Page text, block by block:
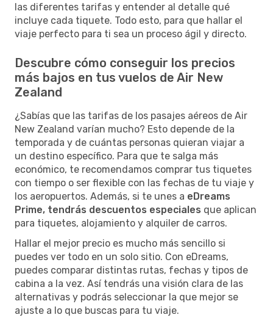
las diferentes tarifas y entender al detalle qué
incluye cada tiquete. Todo esto, para que hallar el
viaje perfecto para ti sea un proceso ágil y directo.
Descubre cómo conseguir los precios
más bajos en tus vuelos de Air New
Zealand
¿Sabías que las tarifas de los pasajes aéreos de Air
New Zealand varían mucho? Esto depende de la
temporada y de cuántas personas quieran viajar a
un destino específico. Para que te salga más
económico, te recomendamos comprar tus tiquetes
con tiempo o ser flexible con las fechas de tu viaje y
los aeropuertos. Además, si te unes a eDreams
Prime, tendrás descuentos especiales que aplican
para tiquetes, alojamiento y alquiler de carros.
Hallar el mejor precio es mucho más sencillo si
puedes ver todo en un solo sitio. Con eDreams,
puedes comparar distintas rutas, fechas y tipos de
cabina a la vez. Así tendrás una visión clara de las
alternativas y podrás seleccionar la que mejor se
ajuste a lo que buscas para tu viaje.